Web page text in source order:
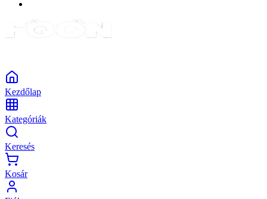
Kezdőlap
Kategóriák
Keresés
Kosár